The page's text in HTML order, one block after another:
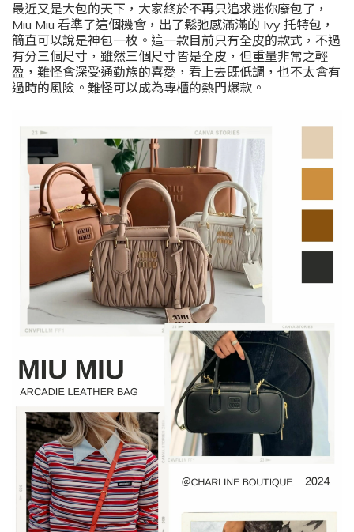
最近又是大包的天下，大家終於不再只追求迷你廢包了，
Miu Miu 看準了這個機會，出了鬆弛感滿滿的 Ivy 托特包，
簡直可以說是神包一枚。這一款目前只有全皮的款式，不過
有分三個尺寸，雖然三個尺寸皆是全皮，但重量非常之輕
盈，難怪會深受通勤族的喜愛，看上去既低調，也不太會有
過時的風險。難怪可以成為專櫃的熱門爆款。